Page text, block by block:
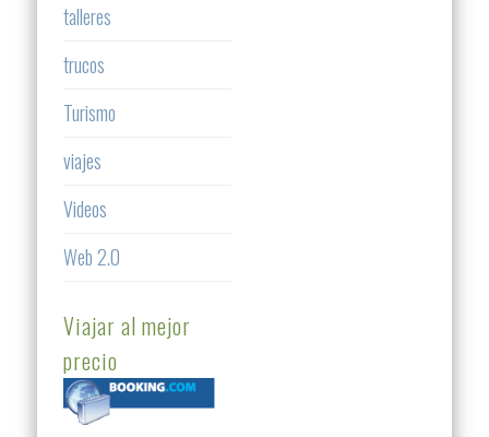
talleres
trucos
Turismo
viajes
Videos
Web 2.0
Viajar al mejor
precio